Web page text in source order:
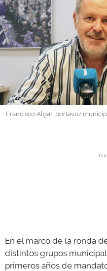
CÓRDOBA
PROVINCIA
SUBBÉTICA HOY
OBRAS
NECROLÓGICAS
Francisco Algar, portavoz
En el marco de la ronda
distintos grupos
primeros años de